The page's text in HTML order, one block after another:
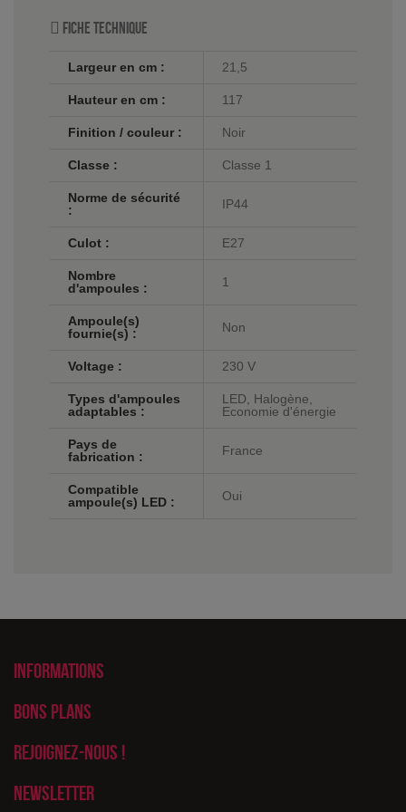
Fiche technique
Largeur en cm : 21,5
Hauteur en cm : 117
Finition / couleur : Noir
Classe : Classe 1
Norme de sécurité
:
IP44
Culot : E27
Nombre
d'ampoules :
1
Ampoule(s)
fournie(s) :
Non
Voltage : 230 V
Types d'ampoules
adaptables :
LED, Halogène,
Economie d'énergie
Pays de
fabrication :
France
Compatible
ampoule(s) LED :
Oui
Informations
Bons plans
Rejoignez-nous !
Newsletter